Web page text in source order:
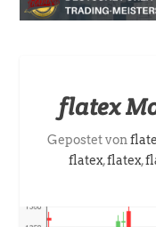
flatex
Gepostet von
flatex,flatex,